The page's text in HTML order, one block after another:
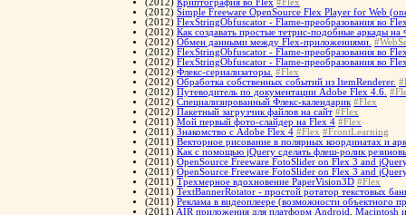
(2012) Simple Freeware OpenSource Flex Player for Web
(2012) FlexStringObfuscator - Flame-преобразования во
(2012) Как создавать простые тетрис-подобные аркады на
(2012) Обмен данными между Flex-приложениями.
(2012) FlexStringObfuscator - Flame-преобразования во
(2012) FlexStringObfuscator - Flame-преобразования во
(2012) Флекс-сериализаторы. #Flex
(2012) Обработка собственных событий из ItemRenderer.
(2012) Путеводитель по документации Adobe Flex 4.6.
(2012) Специализированный Флекс-календарик #Flex
(2012) Пакетный загрузчик файлов на сайт #Flex
(2011) Мой первый фото-слайдер на Flex 4 #Flex
(2011) Знакомство с Adobe Flex 4 #Flex #FrontLearning
(2011) Векторное рисование в полярных координатах и
(2011) Как с помощью jQuery сделать флеш-ролик
(2011) OpenSource Freeware FotoSlider on Flex 3 and
(2011) OpenSource Freeware FotoSlider on Flex 3 and
(2011) Трехмерное вдохновение PaperVision3D #Flex
(2011) TextBannerRotator - простой ротатор текстовых
(2011) Реклама в видеоплеере (возможности объектного
(2011) AIR приложения для платформ Android, Macintosh